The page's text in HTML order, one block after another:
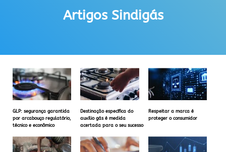
Artigos Sindigás
GLP: segurança garantida
por arcabouço regulatório,
técnico e econômico
Destinação específica do
auxílio gás é medida
acertada para o seu sucesso
Respeitar a marca é
proteger o consumidor